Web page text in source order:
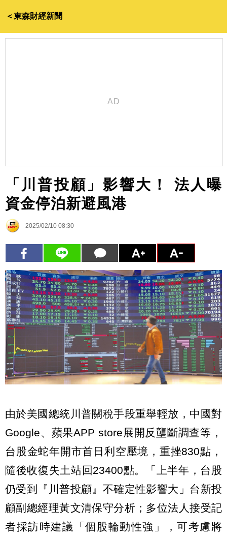
＜東森財經新聞
「川普投顧」影響大！ 法人曝
資金停泊新避風港
2025/02/10 08:30
由於美國總統川普關稅手段重舉輕放，中國對
Google、蘋果APP store展開反壟斷調查等，
台股金蛇年開市首日利空壓境，重挫830點，
隨後收復失土站回23400點。「上半年，台股
仍受到『川普投顧』不確定性影響大」台新投
顧副總經理黃文清保守分析；多位法人接受記
者採訪時建議「個股輪動性強」，可考慮將